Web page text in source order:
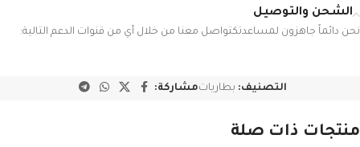
الشحن والتوصيل
نحن دائماً جاهزون لمساعدتكتواصل معنا من خلال أي من قنوات الدعم التالية:
التصنيف: بطارياتمشاركة:
منتجات ذات صلة